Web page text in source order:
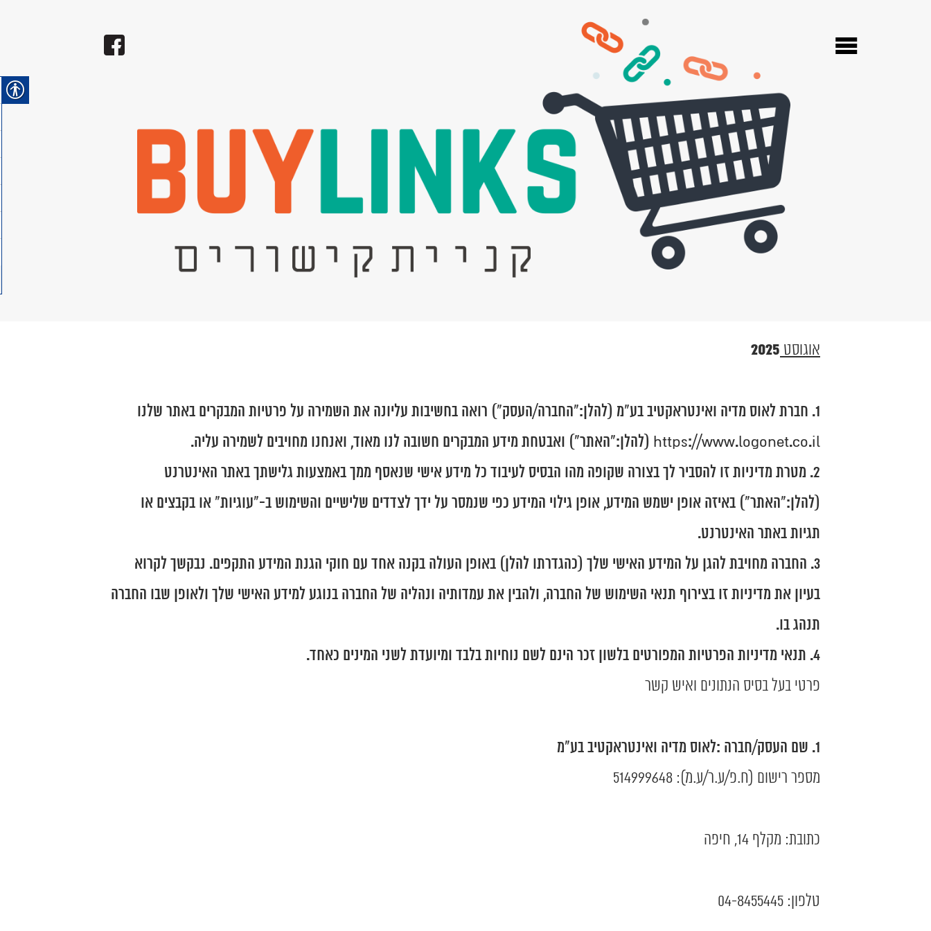
אוגוסט 2025
חברת לאוס מדיה ואינטראקטיב בע"מ (להלן:"החברה/העסק") רואה בחשיבות עליונה את השמירה על פרטיות המבקרים באתר שלנו
https://www.logonet.co.il (להלן:"האתר") ואבטחת מידע המבקרים חשובה לנו מאוד, ואנחנו מחויבים לשמירה עליה.
מטרת מדיניות זו להסביר לך בצורה שקופה מהו הבסיס לעיבוד כל מידע אישי שנאסף ממך באמצעות גלישתך באתר האינטרנט
(להלן:״האתר") באיזה אופן ישמש המידע, אופן גילוי המידע כפי שנמסר על ידך לצדדים שלישיים והשימוש ב-"עוגיות" או בקבצים או
תגיות באתר האינטרנט.
החברה מחויבת להגן על המידע האישי שלך (כהגדרתו להלן) באופן העולה בקנה אחד עם חוקי הגנת המידע התקפים. נבקשך לקרוא
בעיון את מדיניות זו בצירוף תנאי השימוש של החברה, ולהבין את עמדותיה ונהליה של החברה בנוגע למידע האישי שלך ולאופן שבו החברה
תנהג בו.
תנאי מדיניות הפרטיות המפורטים בלשון זכר הינם לשם נוחיות בלבד ומיועדת לשני המינים כאחד.
פרטי בעל בסיס הנתונים ואיש קשר
שם העסק/חברה :לאוס מדיה ואינטראקטיב בע"מ
מספר רישום (ח.פ/ע.ר/ע.מ): 514999648
כתובת: מקלף 14, חיפה
טלפון: 04-8455445